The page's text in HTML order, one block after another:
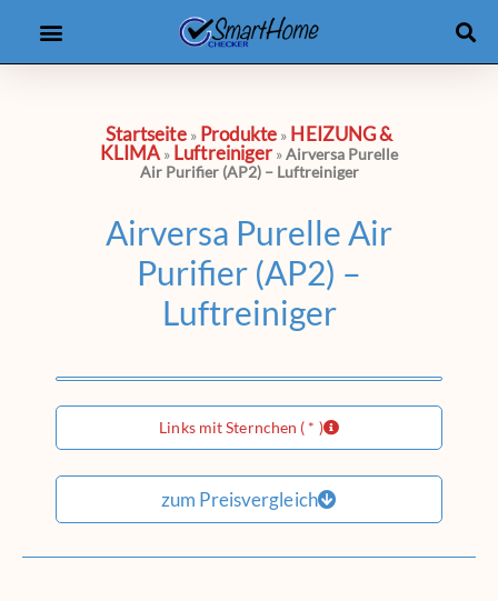
Startseite» Produkte » HEIZUNG &
KLIMA » Luftreiniger »Airversa Purelle
Air Purifier (AP2) – Luftreiniger
Airversa Purelle Air
Purifier (AP2) –
Luftreiniger
Links mit Sternchen ( * )
zum Preisvergleich